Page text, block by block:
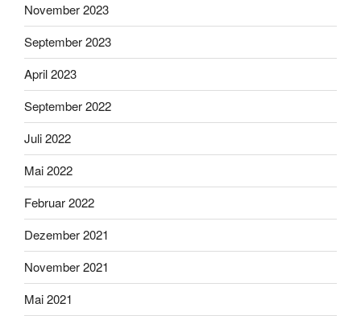
November 2023
September 2023
April 2023
September 2022
Juli 2022
Mai 2022
Februar 2022
Dezember 2021
November 2021
Mai 2021